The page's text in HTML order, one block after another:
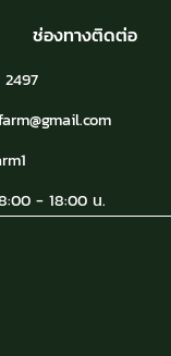
ช่องทางติดต่อ
- 18:00 น.